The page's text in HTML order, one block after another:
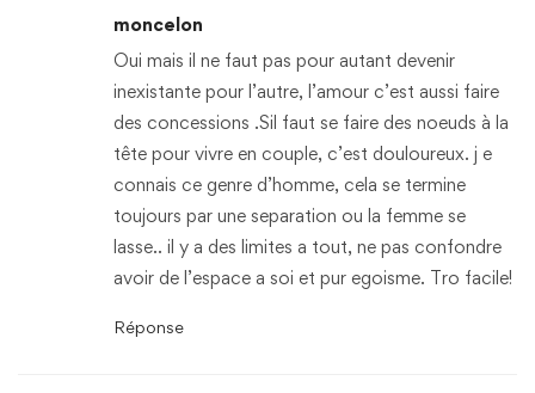
moncelon
Oui mais il ne faut pas pour autant devenir
inexistante pour l’autre, l’amour c’est aussi faire
des concessions .Sil faut se faire des noeuds à la
tête pour vivre en couple, c’est douloureux. j e
connais ce genre d’homme, cela se termine
toujours par une separation ou la femme se
lasse.. il y a des limites a tout, ne pas confondre
avoir de l’espace a soi et pur egoisme. Tro facile!
Réponse